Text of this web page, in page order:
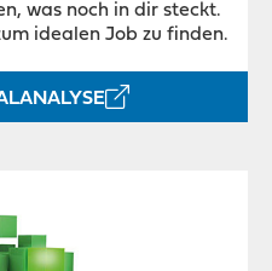
was noch in dir steckt.
idealen Job zu finden.